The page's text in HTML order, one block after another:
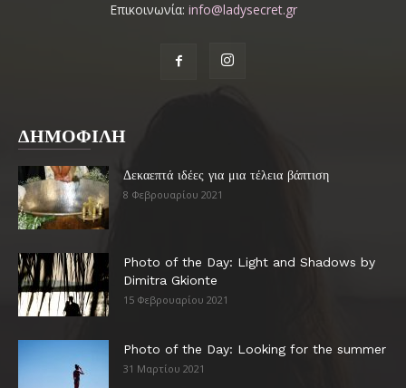
Επικοινωνία: info@ladysecret.gr
ΔΗΜΟΦΙΛΗ
Δεκαεπτά ιδέες για μια τέλεια βάπτιση
8 Φεβρουαρίου 2021
Photo of the Day: Light and Shadows by
Dimitra Gkionte
15 Φεβρουαρίου 2021
Photo of the Day: Looking for the summer
31 Μαρτίου 2021